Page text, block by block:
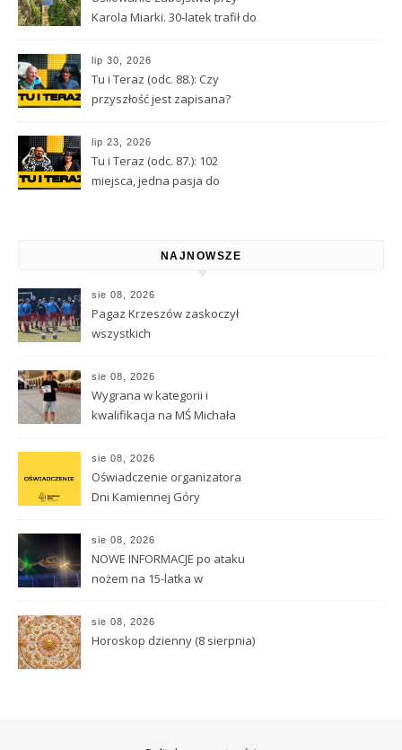
Karola Miarki. 30-latek trafił do
lip 30, 2026
Tu i Teraz (odc. 88.): Czy
przyszłość jest zapisana?
astrologii i przeznaczeniu
lip 23, 2026
Tu i Teraz (odc. 87.): 102
miejsca, jedna pasja do
NAJNOWSZE
sie 08, 2026
Pagaz Krzeszów zaskoczył
wszystkich
sie 08, 2026
Wygrana w kategorii i
kwalifikacja na MŚ Michała
sie 08, 2026
Oświadczenie organizatora
Dni Kamiennej Góry
sie 08, 2026
NOWE INFORMACJE po ataku
nożem na 15-latka w
sie 08, 2026
Horoskop dzienny (8 sierpnia)